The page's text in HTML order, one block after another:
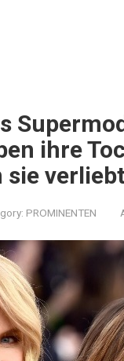
ihre
sie
PROMINENTEN